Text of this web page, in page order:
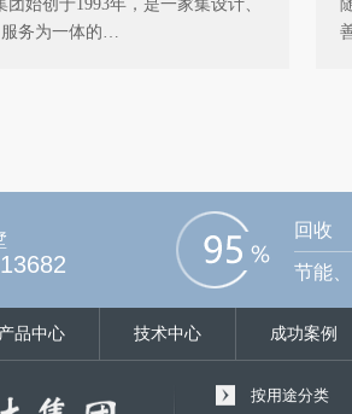
团始创于1993年，是一家集设计、
务为一体的…
回收
节能
产品中心 技术中心 成功案例
按用途分类